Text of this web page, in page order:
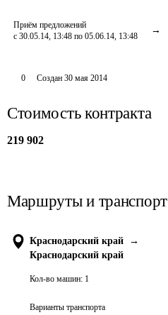
Приём предложений
с 30.05.14, 13:48 по 05.06.14, 13:48
0 Создан 30 мая 2014
Стоимость контракта
219 902
Маршруты и транспорт
Краснодарский край
→
Краснодарский край
Кол-во машин: 1
Варианты транспорта